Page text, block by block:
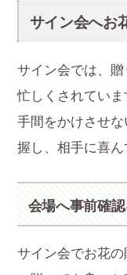
サイン会へお
サイン会では、
忙しくされていま
手間をかけさせ
握し、相手に喜ん
会場へ事前確
サイン会でお花